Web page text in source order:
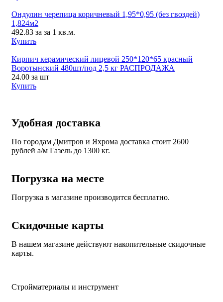
Ондулин черепица коричневый 1,95*0,95 (без гвоздей)
1,824м2
492.83 за за 1 кв.м.
Купить
Кирпич керамический лицевой 250*120*65 красный
Воротынский 480шт/под 2,5 кг РАСПРОДАЖА
24.00 за шт
Купить
Удобная доставка
По городам Дмитров и Яхрома доставка стоит 2600
рублей а/м Газель до 1300 кг.
Погрузка на месте
Погрузка в магазине производится бесплатно.
Скидочные карты
В нашем магазине действуют накопительные скидочные
карты.
Стройматериалы и инструмент